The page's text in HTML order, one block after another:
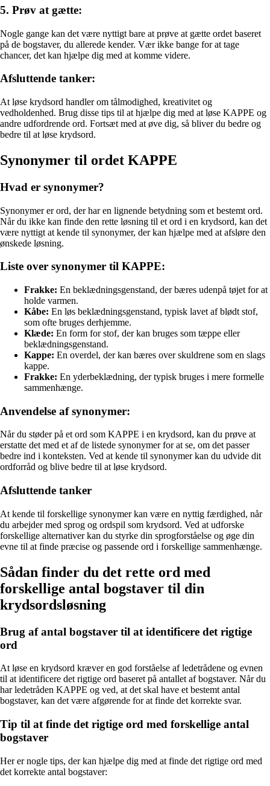
5. Prøv at gætte:
Nogle gange kan det være nyttigt bare at prøve at gætte ordet baseret
på de bogstaver, du allerede kender. Vær ikke bange for at tage
chancer, det kan hjælpe dig med at komme videre.
Afsluttende tanker:
At løse krydsord handler om tålmodighed, kreativitet og
vedholdenhed. Brug disse tips til at hjælpe dig med at løse KAPPE og
andre udfordrende ord. Fortsæt med at øve dig, så bliver du bedre og
bedre til at løse krydsord.
Synonymer til ordet KAPPE
Hvad er synonymer?
Synonymer er ord, der har en lignende betydning som et bestemt ord.
Når du ikke kan finde den rette løsning til et ord i en krydsord, kan det
være nyttigt at kende til synonymer, der kan hjælpe med at afsløre den
ønskede løsning.
Liste over synonymer til KAPPE:
Frakke: En beklædningsgenstand, der bæres udenpå tøjet for at
holde varmen.
Kåbe: En løs beklædningsgenstand, typisk lavet af blødt stof,
som ofte bruges derhjemme.
Klæde: En form for stof, der kan bruges som tæppe eller
beklædningsgenstand.
Kappe: En overdel, der kan bæres over skuldrene som en slags
kappe.
Frakke: En yderbeklædning, der typisk bruges i mere formelle
sammenhænge.
Anvendelse af synonymer:
Når du støder på et ord som KAPPE i en krydsord, kan du prøve at
erstatte det med et af de listede synonymer for at se, om det passer
bedre ind i konteksten. Ved at kende til synonymer kan du udvide dit
ordforråd og blive bedre til at løse krydsord.
Afsluttende tanker
At kende til forskellige synonymer kan være en nyttig færdighed, når
du arbejder med sprog og ordspil som krydsord. Ved at udforske
forskellige alternativer kan du styrke din sprogforståelse og øge din
evne til at finde præcise og passende ord i forskellige sammenhænge.
Sådan finder du det rette ord med
forskellige antal bogstaver til din
krydsordsløsning
Brug af antal bogstaver til at identificere det rigtige
ord
At løse en krydsord kræver en god forståelse af ledetrådene og evnen
til at identificere det rigtige ord baseret på antallet af bogstaver. Når du
har ledetråden KAPPE og ved, at det skal have et bestemt antal
bogstaver, kan det være afgørende for at finde det korrekte svar.
Tip til at finde det rigtige ord med forskellige antal
bogstaver
Her er nogle tips, der kan hjælpe dig med at finde det rigtige ord med
det korrekte antal bogstaver: